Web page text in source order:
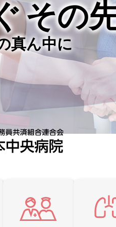
その
真ん中に